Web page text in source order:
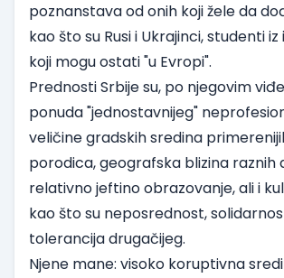
poznanstava od onih koji žele da
kao što su Rusi i Ukrajinci, studenti
koji mogu ostati "u Evropi".
Prednosti Srbije su, po njegovim
ponuda "jednostavnijeg"
veličine gradskih sredina
porodica, geografska blizina raznih
relativno jeftino obrazovanje, ali i
kao što su neposrednost,
tolerancija drugačijeg.
Njene mane: visoko koruptivna